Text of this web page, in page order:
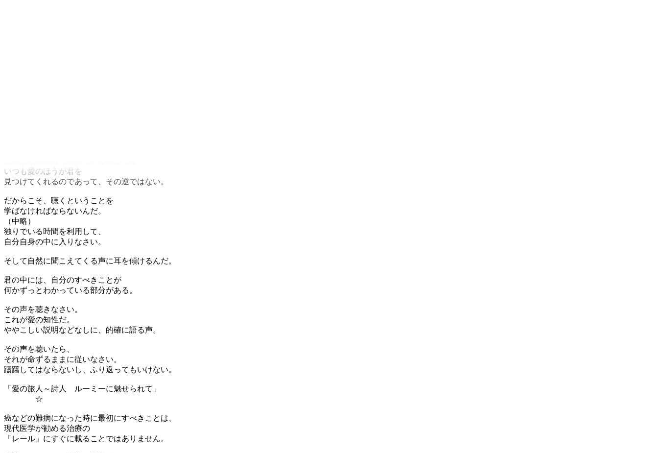
いつも愛のほうが君を
見つけてくれるのであって、その逆ではない。
だからこそ、聴くということを
学ばなければならないんだ。
（中略）
独りでいる時間を利用して、
自分自身の中に入りなさい。
そして自然に聞こえてくる声に耳を傾けるんだ。
君の中には、自分のすべきことが
何かずっとわかっている部分がある。
その声を聴きなさい。
これが愛の知性だ。
ややこしい説明などなしに、的確に語る声。
その声を聴いたら、
それが命ずるままに従いなさい。
躊躇してはならないし、ふり返ってもいけない。
「愛の旅人～詩人 ルーミーに魅せられて」
☆
癌などの難病になった時に最初にすべきことは、
現代医学が勧める治療の
「レール」にすぐに載ることではありません。